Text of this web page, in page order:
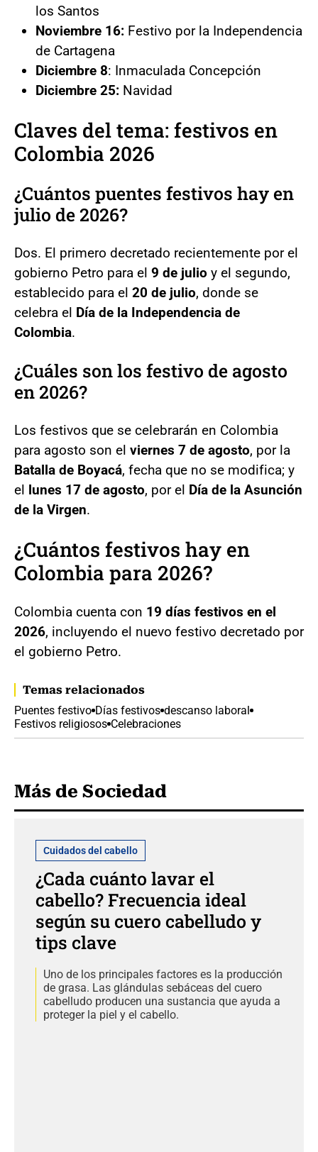
los Santos
Noviembre 16: Festivo por la Independencia
de Cartagena
Diciembre 8: Inmaculada Concepción
Diciembre 25: Navidad
Claves del tema: festivos en
Colombia 2026
¿Cuántos puentes festivos hay en
julio de 2026?
Dos. El primero decretado recientemente por el
gobierno Petro para el 9 de julio y el segundo,
establecido para el 20 de julio, donde se
celebra el Día de la Independencia de
Colombia.
¿Cuáles son los festivo de agosto
en 2026?
Los festivos que se celebrarán en Colombia
para agosto son el viernes 7 de agosto, por la
Batalla de Boyacá, fecha que no se modifica; y
el lunes 17 de agosto, por el Día de la Asunción
de la Virgen.
¿Cuántos festivos hay en
Colombia para 2026?
Colombia cuenta con 19 días festivos en el
2026, incluyendo el nuevo festivo decretado por
el gobierno Petro.
Temas relacionados
Puentes festivo Días festivos descanso laboral
Festivos religiosos Celebraciones
Más de Sociedad
Cuidados del cabello
¿Cada cuánto lavar el
cabello? Frecuencia ideal
según su cuero cabelludo y
tips clave
Uno de los principales factores es la producción
de grasa. Las glándulas sebáceas del cuero
cabelludo producen una sustancia que ayuda a
proteger la piel y el cabello.